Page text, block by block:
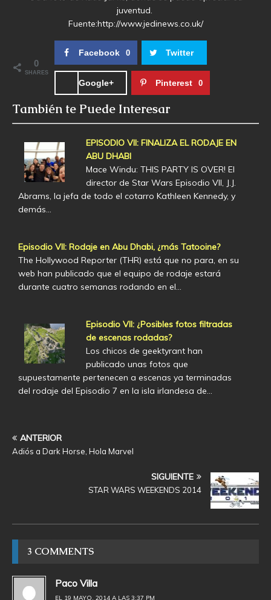
juventud.
Fuente:http://www.jedinews.co.uk/
0
SHARES
Facebook 0 Twitter
Google+ Pinterest 0
También te Puede Interesar
EPISODIO VII: FINALIZA EL RODAJE EN
ABU DHABI
Mace Windu: THIS PARTY IS OVER! El
director de Star Wars Episodio VII, J.J.
Abrams, la jefa de todo el cotarro Kathleen Kennedy, y
demás…
Episodio VII: Rodaje en Abu Dhabi, ¿más Tatooine?
The Hollywood Reporter (THR) está que no para, en su
web han publicado que el equipo de rodaje estará
durante cuatro semanas rodando en el…
Episodio VII: ¿Posibles fotos filtradas
de escenas rodadas?
Los chicos de geektyrant han
publicado unas fotos que
supuestamente pertenecen a escenas ya terminadas
del rodaje del Episodio 7 en la isla irlandesa de…
ANTERIOR
Adiós a Dark Horse, Hola Marvel
SIGUIENTE
STAR WARS WEEKENDS 2014
3 COMMENTS
Paco Villa
EL 19 MAYO, 2014 A LAS 3:37 PM